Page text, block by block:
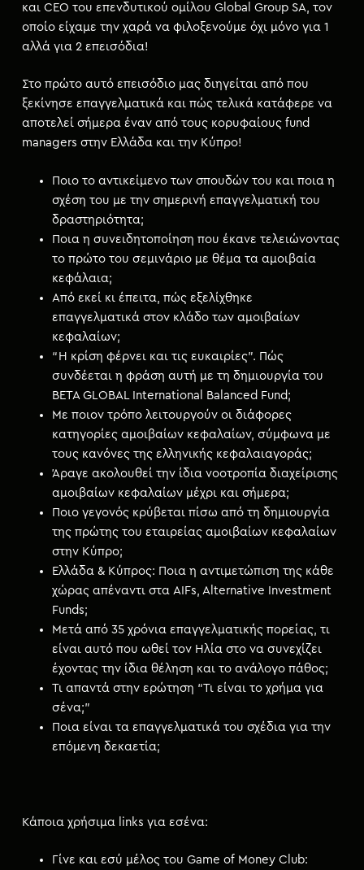
και CEO του επενδυτικού ομίλου Global Group SA, τον
οποίο είχαμε την χαρά να φιλοξενούμε όχι μόνο για 1
αλλά για 2 επεισόδια!
Στο πρώτο αυτό επεισόδιο μας διηγείται από που
ξεκίνησε επαγγελματικά και πώς τελικά κατάφερε να
αποτελεί σήμερα έναν από τους κορυφαίους fund
managers στην Ελλάδα και την Κύπρο!
Ποιο το αντικείμενο των σπουδών του και ποια η
σχέση του με την σημερινή επαγγελματική του
δραστηριότητα;
Ποια η συνειδητοποίηση που έκανε τελειώνοντας
το πρώτο του σεμινάριο με θέμα τα αμοιβαία
κεφάλαια;
Από εκεί κι έπειτα, πώς εξελίχθηκε
επαγγελματικά στον κλάδο των αμοιβαίων
κεφαλαίων;
“Η κρίση φέρνει και τις ευκαιρίες”. Πώς
συνδέεται η φράση αυτή με τη δημιουργία του
BETA GLOBAL International Balanced Fund;
Με ποιον τρόπο λειτουργούν οι διάφορες
κατηγορίες αμοιβαίων κεφαλαίων, σύμφωνα με
τους κανόνες της ελληνικής κεφαλαιαγοράς;
Άραγε ακολουθεί την ίδια νοοτροπία διαχείρισης
αμοιβαίων κεφαλαίων μέχρι και σήμερα;
Ποιο γεγονός κρύβεται πίσω από τη δημιουργία
της πρώτης του εταιρείας αμοιβαίων κεφαλαίων
στην Κύπρο;
Ελλάδα & Κύπρος: Ποια η αντιμετώπιση της κάθε
χώρας απέναντι στα AIFs, Alternative Investment
Funds;
Μετά από 35 χρόνια επαγγελματικής πορείας, τι
είναι αυτό που ωθεί τον Ηλία στο να συνεχίζει
έχοντας την ίδια θέληση και το ανάλογο πάθος;
Τι απαντά στην ερώτηση “Τι είναι το χρήμα για
σένα;”
Ποια είναι τα επαγγελματικά του σχέδια για την
επόμενη δεκαετία;
Κάποια χρήσιμα links για εσένα:
Γίνε και εσύ μέλος του Game of Money Club: